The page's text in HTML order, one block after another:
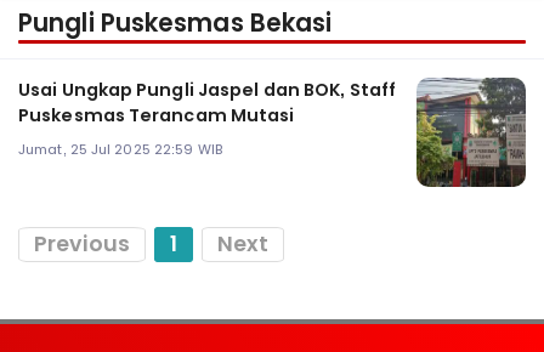
Pungli Puskesmas Bekasi
Usai Ungkap Pungli Jaspel dan BOK, Staff
Puskesmas Terancam Mutasi
Jumat, 25 Jul 2025 22:59 WIB
Previous 1 Next